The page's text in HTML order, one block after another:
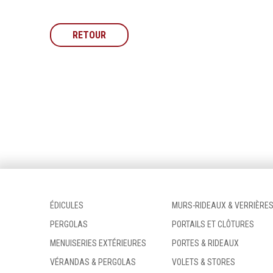
RETOUR
ÉDICULES
MURS-RIDEAUX & VERRIÈRES
PERGOLAS
PORTAILS ET CLÔTURES
MENUISERIES EXTÉRIEURES
PORTES & RIDEAUX
VÉRANDAS & PERGOLAS
VOLETS & STORES